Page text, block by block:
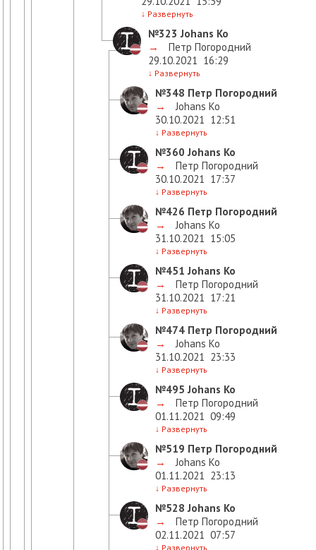
↓ Развернуть
№323 Johans Ko
→
Петр Погородний
29.10.2021 16:29
↓ Развернуть
№348 Петр Погородний
→
Johans Ko
30.10.2021 12:51
↓ Развернуть
№360 Johans Ko
→
Петр Погородний
30.10.2021 17:37
↓ Развернуть
№426 Петр Погородний
→
Johans Ko
31.10.2021 15:05
↓ Развернуть
№451 Johans Ko
→
Петр Погородний
31.10.2021 17:21
↓ Развернуть
№474 Петр Погородний
→
Johans Ko
31.10.2021 23:33
↓ Развернуть
№495 Johans Ko
→
Петр Погородний
01.11.2021 09:49
↓ Развернуть
№519 Петр Погородний
→
Johans Ko
01.11.2021 23:13
↓ Развернуть
№528 Johans Ko
→
Петр Погородний
02.11.2021 07:57
↓ Развернуть